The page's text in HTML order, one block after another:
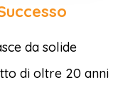
da solide
di oltre 20 anni